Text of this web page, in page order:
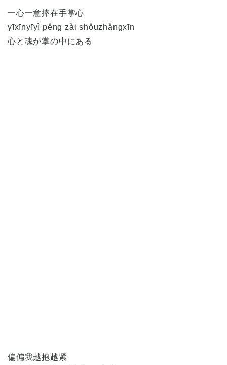
一心一意捧在手掌心
yīxīnyīyì pěng zài shǒuzhǎngxīn
心と魂が掌の中にある
偏偏我越抱越紧